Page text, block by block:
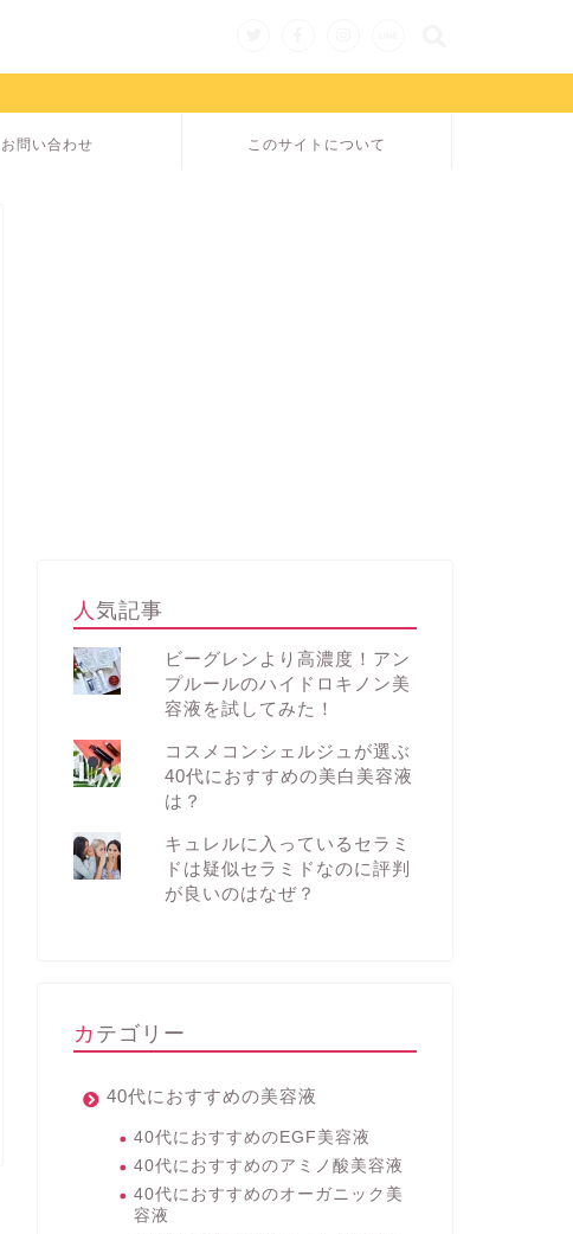
お問い合わせ このサイトについて
人気記事
ビーグレンより高濃度！アン
プルールのハイドロキノン美
容液を試してみた！
コスメコンシェルジュが選ぶ
40代におすすめの美白美容液
は？
キュレルに入っているセラミ
ドは疑似セラミドなのに評判
が良いのはなぜ？
カテゴリー
40代におすすめの美容液
40代におすすめのEGF美容液
40代におすすめのアミノ酸美容液
40代におすすめのオーガニック美
容液